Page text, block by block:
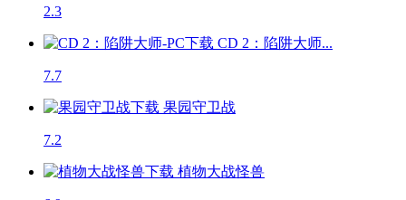
2.3
CD 2：陷阱大师...
7.7
果园守卫战
7.2
植物大战怪兽